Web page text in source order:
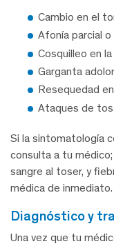
Cambio en el
Afonía parcial
Cosquilleo en
Garganta
Resequedad
Ataques de
Si la sintomatología
consulta a tu
sangre al toser, y
médica de inmediato.
diagnóstico y
Una vez que tu